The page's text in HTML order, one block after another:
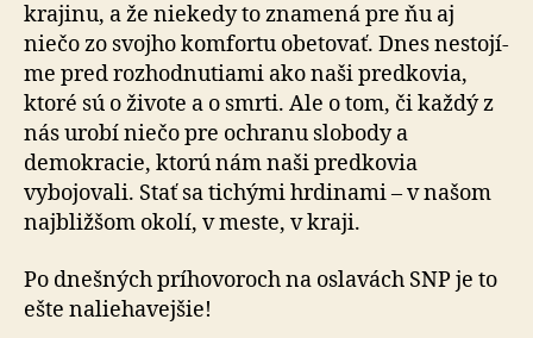
krajinu, a že niekedy to znamená pre ňu aj
niečo zo svojho komfortu obetovať. Dnes ne­sto­jí­
me pred rozhodnutiami ako naši predkovia,
ktoré sú o ži­vo­te a o smrti. Ale o tom, či každý z
nás urobí niečo pre ochranu slobody a
demokracie, ktorú nám naši predkovia
vybojovali. Stať sa tichými hrdinami – v našom
naj­bliž­šom okolí, v meste, v kraji.
Po dnešných príhovoroch na oslavách SNP je to
ešte naliehavejšie!